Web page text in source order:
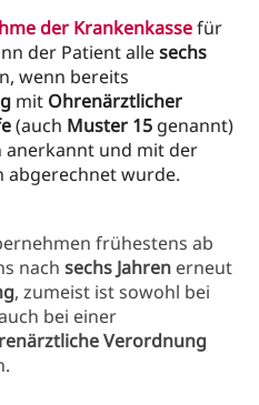
der Krankenkassefür
der Patient allesechs
wenn bereits
mit Ohrenärztlicher
(auch Muster 15 genannt)
und mit der
abgerechnet wurde.
frühestens ab
nach sechs Jahren erneut
, zumeist ist sowohl bei
bei einer
Verordnung